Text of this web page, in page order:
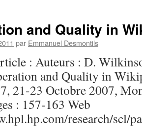
and Quality in
par Emmanuel Desmontils
: Auteurs : D.
and Quality in
21-23 Octobre 2007,
: 157-163 Web
research/scl/